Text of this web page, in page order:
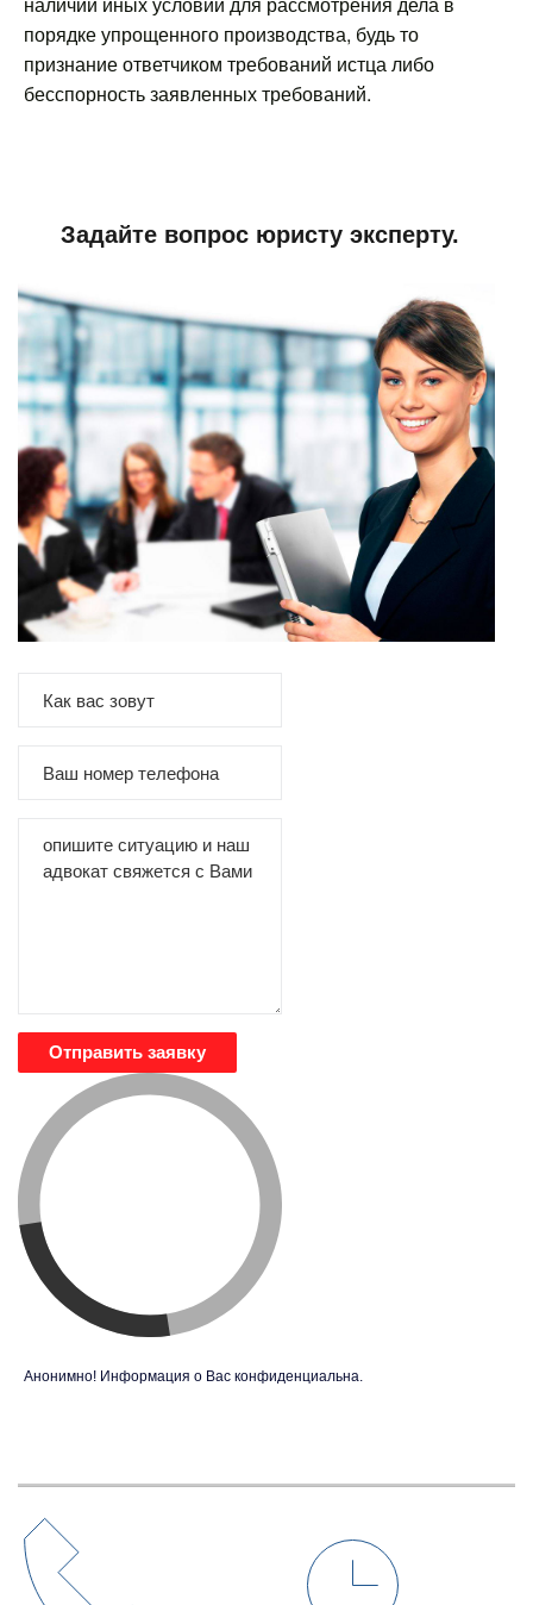
порядке упрощенного производства, будь то
признание ответчиком требований истца либо
бесспорность заявленных требований.
Задайте вопрос юристу эксперту.
Отправить заявку
Анонимно! Информация о Вас конфиденциальна.